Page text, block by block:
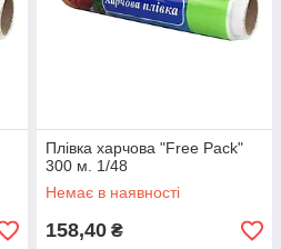
Плівка харчова "Free Pack"
300 м. 1/48
Немає в наявності
158,40 ₴